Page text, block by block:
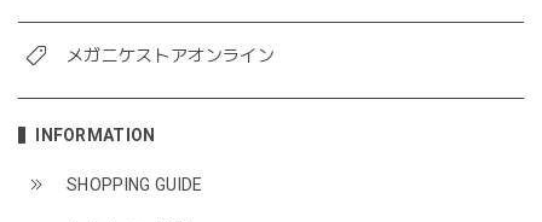
メガニケストアオンライン
INFORMATION
SHOPPING GUIDE